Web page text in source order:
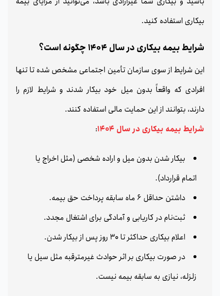
بیکاری استفاده کنید.
شرایط بیمه بیکاری در سال 1404 چگونه است؟
این شرایط از سوی سازمان تأمین اجتماعی مشخص شده تا تنها
افرادی که واقعاً بدون میل خود بیکار شدند و شرایط لازم را
دارند، بتوانند از این حمایت مالی استفاده کنند.
شرایط بیمه بیکاری در سال 1404 :
بیکار شدن بدون میل و اراده شخصی (مثل اخراج یا
اتمام قرارداد).
داشتن حداقل 6 ماه سابقه پرداخت حق بیمه.
ثبت‌نام در کاریابی و آمادگی برای اشتغال مجدد.
اعلام بیکاری حداکثر تا 30 روز پس از بیکار شدن.
در صورت بیکاری بر اثر حوادث غیرمترقبه مثل سیل یا
زلزله، نیازی به سابقه بیمه نیست.